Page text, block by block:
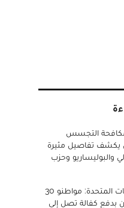
التجسس
يكشف تفاصيل مثيرة
والبوليساريو وحزب
تأشيرة الدخول للولايات المتحدة: مواطنو 30
بدفع كفالة تصل إلى